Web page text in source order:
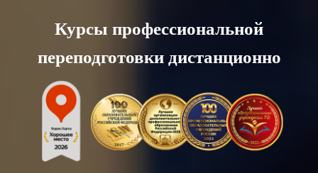
content
Курсы профессиональной
переподготовки дистанционно